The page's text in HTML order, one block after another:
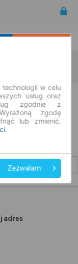
adres
w celu
usług oraz
zgodnie z
zgodę
lub zmienić.
.
Zezwalam